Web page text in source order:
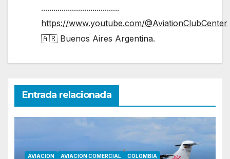
......................................
https://www.youtube.com/@AviationClubCenter
🇦🇷 Buenos Aires Argentina.
Entrada relacionada
AVIACION AVIACION COMERCIAL COLOMBIA